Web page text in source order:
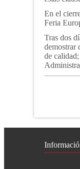
En el
Feria
Tras dos
demostrar
de